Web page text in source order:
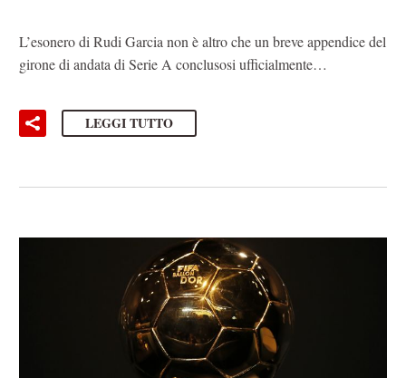
L’esonero di Rudi Garcia non è altro che un breve appendice del
girone di andata di Serie A conclusosi ufficialmente…
LEGGI TUTTO